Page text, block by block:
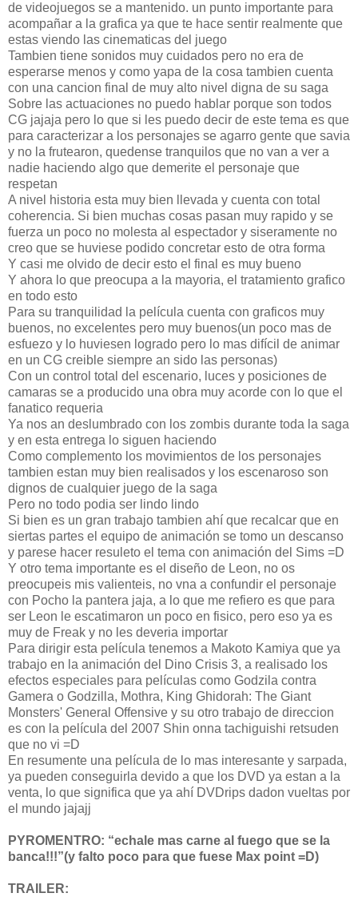
de videojuegos se a mantenido. un punto importante para
acompañar a la grafica ya que te hace sentir realmente que
estas viendo las cinematicas del juego
Tambien tiene sonidos muy cuidados pero no era de
esperarse menos y como yapa de la cosa tambien cuenta
con una cancion final de muy alto nivel digna de su saga
Sobre las actuaciones no puedo hablar porque son todos
CG jajaja pero lo que si les puedo decir de este tema es que
para caracterizar a los personajes se agarro gente que savia
y no la frutearon, quedense tranquilos que no van a ver a
nadie haciendo algo que demerite el personaje que
respetan
A nivel historia esta muy bien llevada y cuenta con total
coherencia. Si bien muchas cosas pasan muy rapido y se
fuerza un poco no molesta al espectador y siseramente no
creo que se huviese podido concretar esto de otra forma
Y casi me olvido de decir esto el final es muy bueno
Y ahora lo que preocupa a la mayoria, el tratamiento grafico
en todo esto
Para su tranquilidad la película cuenta con graficos muy
buenos, no excelentes pero muy buenos(un poco mas de
esfuezo y lo huviesen logrado pero lo mas difícil de animar
en un CG creible siempre an sido las personas)
Con un control total del escenario, luces y posiciones de
camaras se a producido una obra muy acorde con lo que el
fanatico requeria
Ya nos an deslumbrado con los zombis durante toda la saga
y en esta entrega lo siguen haciendo
Como complemento los movimientos de los personajes
tambien estan muy bien realisados y los escenaroso son
dignos de cualquier juego de la saga
Pero no todo podia ser lindo lindo
Si bien es un gran trabajo tambien ahí que recalcar que en
siertas partes el equipo de animación se tomo un descanso
y parese hacer resuleto el tema con animación del Sims =D
Y otro tema importante es el diseño de Leon, no os
preocupeis mis valienteis, no vna a confundir el personaje
con Pocho la pantera jaja, a lo que me refiero es que para
ser Leon le escatimaron un poco en fisico, pero eso ya es
muy de Freak y no les deveria importar
Para dirigir esta película tenemos a Makoto Kamiya que ya
trabajo en la animación del Dino Crisis 3, a realisado los
efectos especiales para películas como Godzila contra
Gamera o Godzilla, Mothra, King Ghidorah: The Giant
Monsters' General Offensive y su otro trabajo de direccion
es con la película del 2007 Shin onna tachiguishi retsuden
que no vi =D
En resumente una película de lo mas interesante y sarpada,
ya pueden conseguirla devido a que los DVD ya estan a la
venta, lo que significa que ya ahí DVDrips dadon vueltas por
el mundo jajajj
PYROMENTRO: “echale mas carne al fuego que se la
banca!!!”(y falto poco para que fuese Max point =D)
TRAILER: